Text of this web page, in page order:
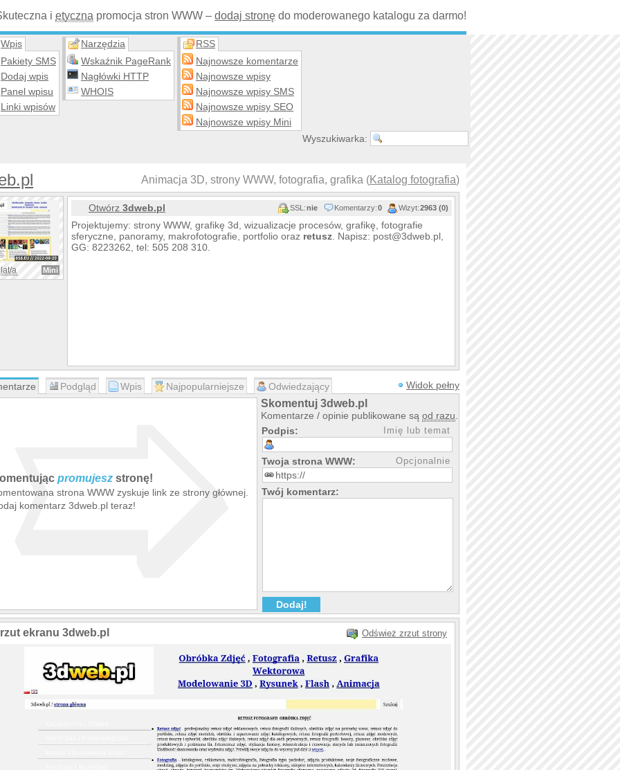
i etyczna promocja stron WWW – dodaj stronę do moderowanego katalogu za darmo!
Wpis
Pakiety SMS
Dodaj wpis
Panel wpisu
Linki wpisów
Narzędzia
Wskaźnik PageRank
Nagłówki HTTP
WHOIS
RSS
Najnowsze komentarze
Najnowsze wpisy
Najnowsze wpisy SMS
Najnowsze wpisy SEO
Najnowsze wpisy Mini
Wyszukiwarka:
Animacja 3D, strony WWW, fotografia, grafika (Katalog fotografia)
a Mini
Otwórz 3dweb.pl SSL:nie Komentarzy:0 Wizyt:2963 (0)
Projektujemy: strony WWW, grafikę 3d, wizualizacje procesów, grafikę, fotografie
sferyczne, panoramy, makrofotografie, portfolio oraz retusz . Napisz: post@3dweb.pl,
GG: 8223262, tel: 505 208 310.
Podgląd Wpis Najpopularniejsze Odwiedzający Widok pełny
promujesz stronę!
strona WWW zyskuje link ze strony głównej.
komentarz 3dweb.pl teraz!
Skomentuj 3dweb.pl
Komentarze / opinie publikowane są od razu
Podpis:
Imię lub temat
Twoja strona WWW: Opcjonalnie
Twój komentarz:
ekranu 3dweb.pl Odśwież zrzut strony